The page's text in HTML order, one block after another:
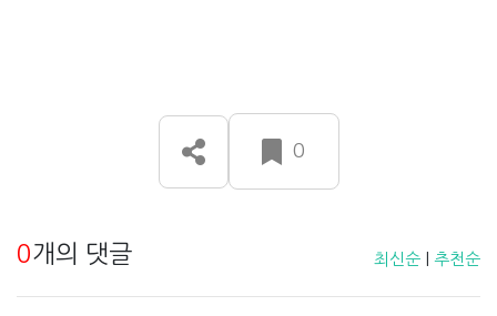
0
0개의 댓글 최신순 추천순